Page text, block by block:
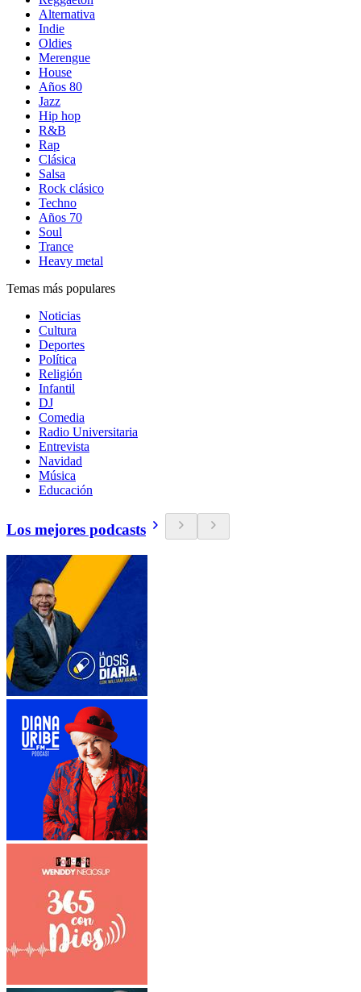
Alternativa
Indie
Oldies
Merengue
House
Años 80
Jazz
Hip hop
R&B
Rap
Clásica
Salsa
Rock clásico
Techno
Años 70
Soul
Trance
Heavy metal
Temas más populares
Noticias
Cultura
Deportes
Política
Religión
Infantil
DJ
Comedia
Radio Universitaria
Entrevista
Navidad
Música
Educación
Los mejores podcasts